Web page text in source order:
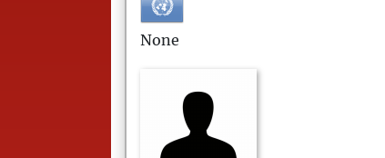
None